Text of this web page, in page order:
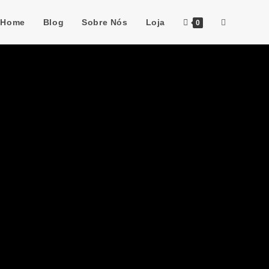
Home Blog Sobre Nós Loja 0